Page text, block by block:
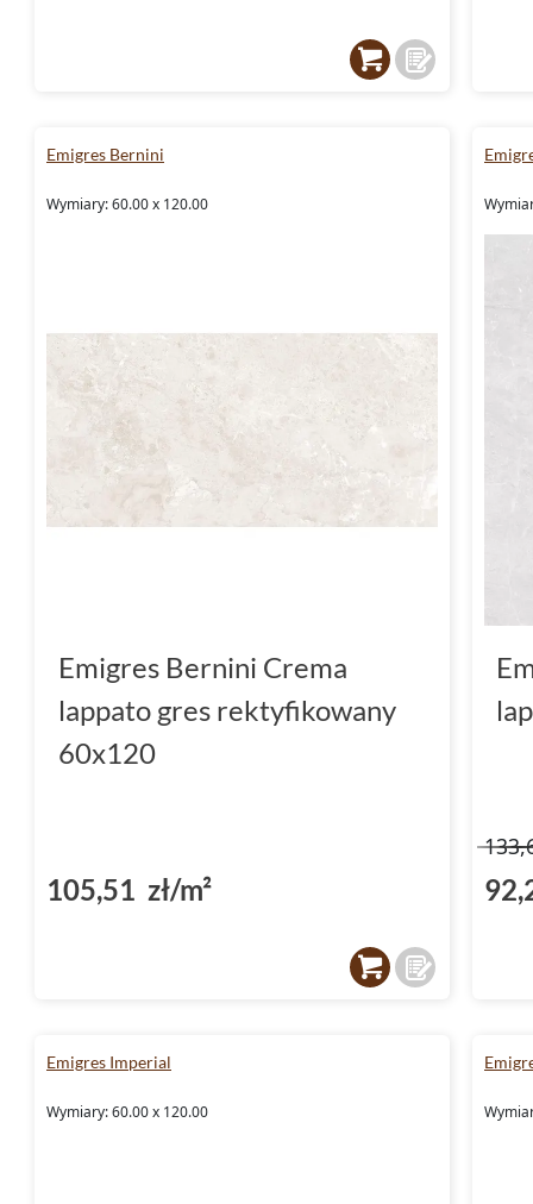
Emigres Bernini
Wymiary: 60.00 x 120.00
Emigres Bernini Crema
lappato gres rektyfikowany
60x120
105,51 zł/m²
Emigres Imperial
Wymiary: 60.00 x 120.00